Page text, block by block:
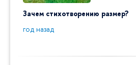
Зачем стихотворению размер?
год назад